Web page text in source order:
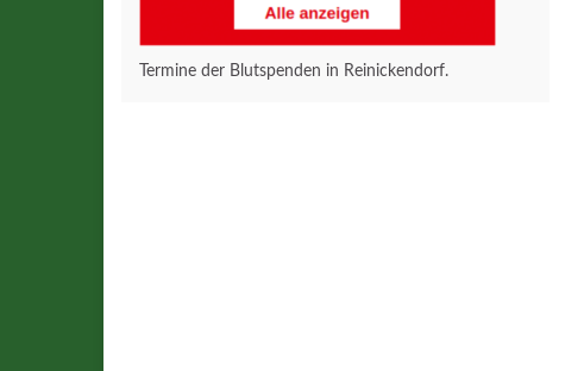
Termine der Blutspenden in Reinickendorf.